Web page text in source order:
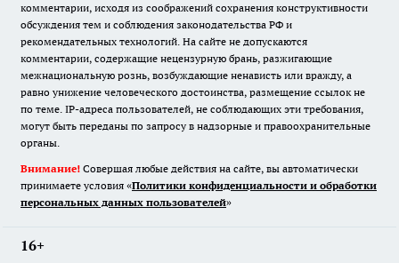
комментарии, исходя из соображений сохранения конструктивности
обсуждения тем и соблюдения законодательства РФ и
рекомендательных технологий. На сайте не допускаются
комментарии, содержащие нецензурную брань, разжигающие
межнациональную рознь, возбуждающие ненависть или вражду, а
равно унижение человеческого достоинства, размещение ссылок не
по теме. IP-адреса пользователей, не соблюдающих эти требования,
могут быть переданы по запросу в надзорные и правоохранительные
органы.
Внимание! Совершая любые действия на сайте, вы автоматически
принимаете условия «Политики конфиденциальности и обработки
персональных данных пользователей»
16+